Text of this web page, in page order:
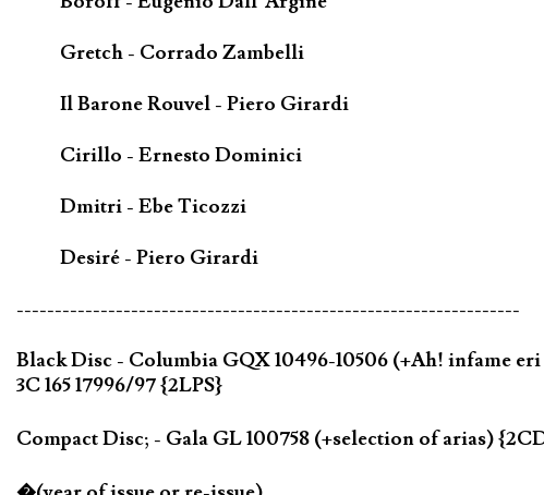
Gretch - Corrado Zambelli
Il Barone Rouvel - Piero Girardi
Cirillo - Ernesto Dominici
Dmitri - Ebe Ticozzi
Desiré - Piero Girardi
------------------------------------------------------------------
Black Disc - Columbia GQX 10496-10506 (+Ah! infame
3C 165 17996/97 {2LPS}
Compact Disc; - Gala GL 100758 (+selection of arias)